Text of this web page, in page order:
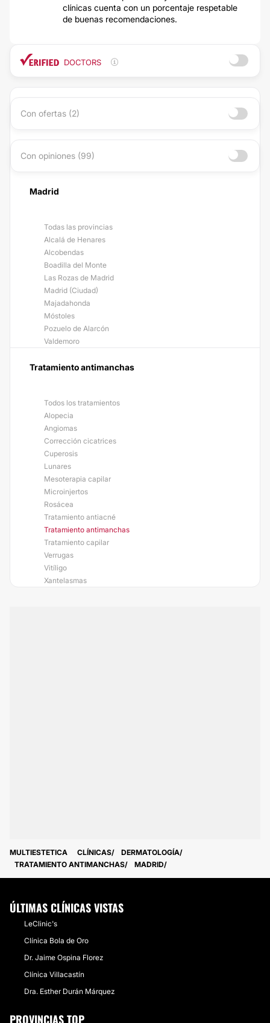
clínicas cuenta con un porcentaje respetable
de buenas recomendaciones.
DOCTORS
Con ofertas (2)
Con opiniones (99)
Madrid
Todas las provincias
Alcalá de Henares
Alcobendas
Boadilla del Monte
Las Rozas de Madrid
Madrid (Ciudad)
Majadahonda
Móstoles
Pozuelo de Alarcón
Valdemoro
Tratamiento antimanchas
Todos los tratamientos
Alopecia
Angiomas
Corrección cicatrices
Cuperosis
Lunares
Mesoterapia capilar
Microinjertos
Rosácea
Tratamiento antiacné
Tratamiento antimanchas
Tratamiento capilar
Verrugas
Vitíligo
Xantelasmas
MULTIESTETICA CLÍNICAS
DERMATOLOGÍA
TRATAMIENTO ANTIMANCHAS
MADRID
ÚLTIMAS CLÍNICAS VISTAS
LeClinic's
Clínica Bola de Oro
Dr. Jaime Ospina Florez
Clínica Villacastín
Dra. Esther Durán Márquez
PROVINCIAS TOP